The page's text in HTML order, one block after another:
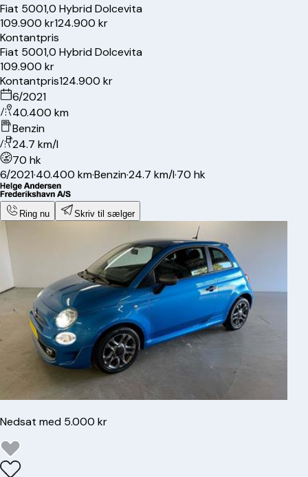
Fiat 5001,0 Hybrid Dolcevita
109.900 kr124.900 kr
Kontantpris
Fiat 5001,0 Hybrid Dolcevita
109.900 kr
Kontantpris124.900 kr
6/2021
40.400 km
Benzin
24.7 km/l
70 hk
6/2021·40.400 km·Benzin·24.7 km/l·70 hk
Ring nu Skriv til sælger
Nedsat med 5.000 kr